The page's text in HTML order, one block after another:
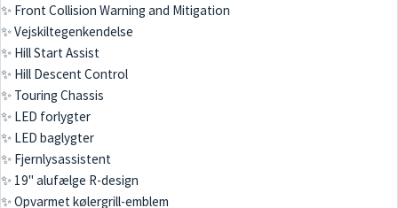
✨ Front Collision Warning and Mitigation
✨ Vejskiltegenkendelse
✨ Hill Start Assist
✨ Hill Descent Control
✨ Touring Chassis
✨ LED forlygter
✨ LED baglygter
✨ Fjernlysassistent
✨ 19" alufælge R-design
✨ Opvarmet kølergrill-emblem